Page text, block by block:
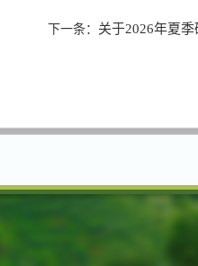
下一条： 关于2026年夏